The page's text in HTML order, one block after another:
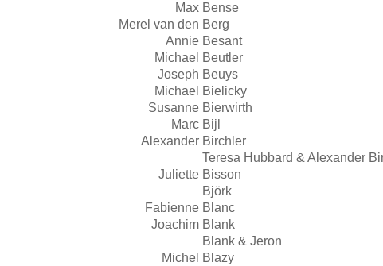
Max Bense
Merel van den Berg
Annie Besant
Michael Beutler
Joseph Beuys
Michael Bielicky
Susanne Bierwirth
Marc Bijl
Alexander Birchler
Teresa Hubbard & Alexander
Juliette Bisson
Björk
Fabienne Blanc
Joachim Blank
Blank & Jeron
Michel Blazy